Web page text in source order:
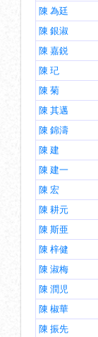
陳 為廷
陳 銀淑
陳 嘉鋭
陳 玘
陳 菊
陳 其邁
陳 錦濤
陳 建
陳 建一
陳 宏
陳 耕元
陳 斯亜
陳 梓健
陳 淑梅
陳 潤児
陳 椒華
陳 振先